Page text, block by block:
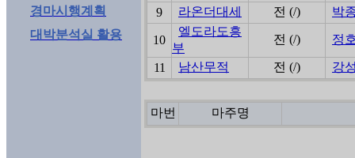
경마시행계획
대박분석실 활용
9 라온더대세 전 (/) 박
10
엘도라도흥
부
전 (/) 정
11 남산무적 전 (/) 강
마번 마주명